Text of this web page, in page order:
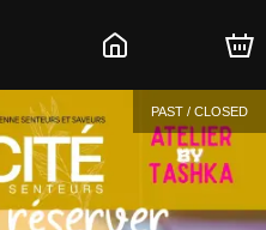
PAST / CLOSED